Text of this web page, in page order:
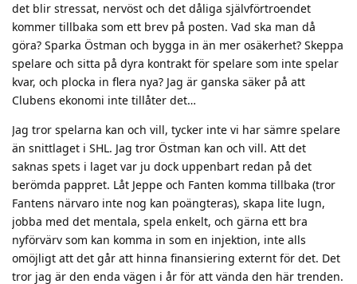
det blir stressat, nervöst och det dåliga självförtroendet
kommer tillbaka som ett brev på posten. Vad ska man då
göra? Sparka Östman och bygga in än mer osäkerhet? Skeppa
spelare och sitta på dyra kontrakt för spelare som inte spelar
kvar, och plocka in flera nya? Jag är ganska säker på att
Clubens ekonomi inte tillåter det…
Jag tror spelarna kan och vill, tycker inte vi har sämre spelare
än snittlaget i SHL. Jag tror Östman kan och vill. Att det
saknas spets i laget var ju dock uppenbart redan på det
berömda pappret. Låt Jeppe och Fanten komma tillbaka (tror
Fantens närvaro inte nog kan poängteras), skapa lite lugn,
jobba med det mentala, spela enkelt, och gärna ett bra
nyförvärv som kan komma in som en injektion, inte alls
omöjligt att det går att hinna finansiering externt för det. Det
tror jag är den enda vägen i år för att vända den här trenden.